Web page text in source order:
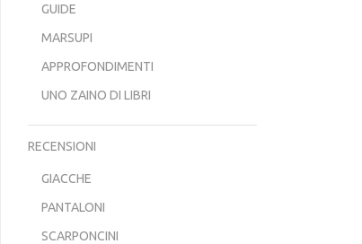
GUIDE
MARSUPI
APPROFONDIMENTI
UNO ZAINO DI LIBRI
RECENSIONI
GIACCHE
PANTALONI
SCARPONCINI